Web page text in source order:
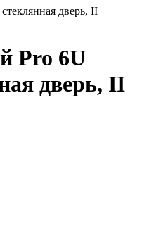
дверь, II
Pro 6U
дверь, II